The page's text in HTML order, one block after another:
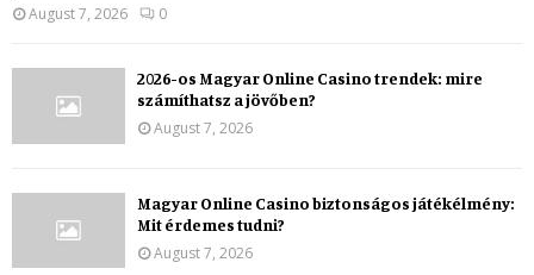
August 7, 2026
0
2026-os Magyar Online Casino trendek: mire
számíthatsz a jövőben?
August 7, 2026
Magyar Online Casino biztonságos játékélmény:
Mit érdemes tudni?
August 7, 2026